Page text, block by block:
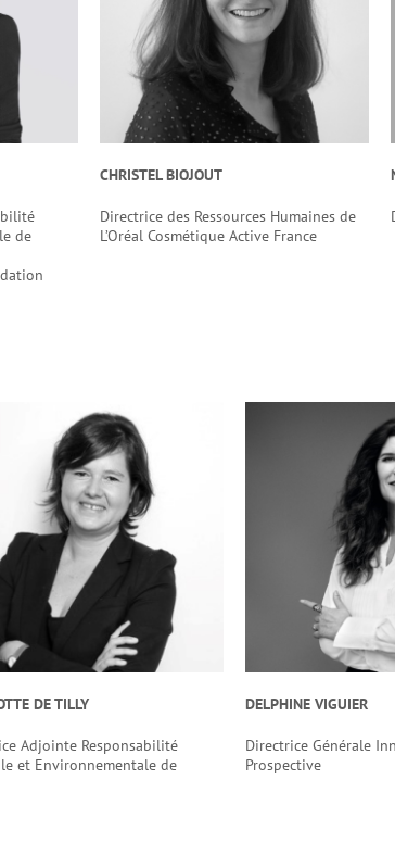
de
CHRISTEL BIOJOUT
Directrice des Ressources Humaines de
L’Oréal Cosmétique Active France
DE TILLY
Adjointe Responsabilité
et Environnementale de
DELPHINE VIGUIER
Directrice Générale
Prospective